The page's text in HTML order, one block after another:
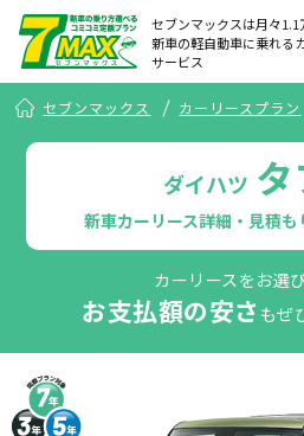
セブンマックスは月々1.1
新車の軽自動車に乗れる
サービス
セブンマックス カーリースプラン
ダイハツ タ
新車カーリース詳細・見積
カーリースをお選
お支払額の安さ もぜ